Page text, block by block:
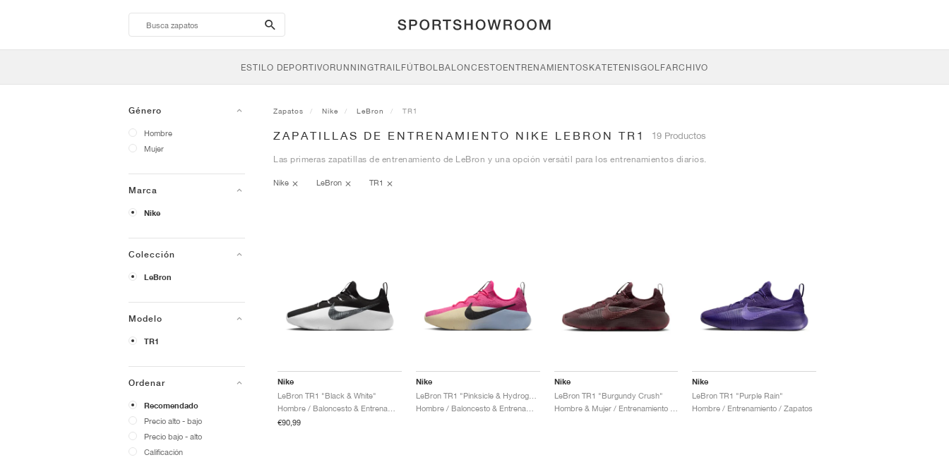
search-
btn
ESTILO DEPORTIVORUNNINGTRAILFÚTBOLBALONCESTOENTRENAMIENTOSKATETENISGOLFARCHIVO
Género
Hombre
Mujer
Marca
Nike
Colección
LeBron
Modelo
TR1
Ordenar
Recomendado
Precio alto - bajo
Precio bajo - alto
Calificación
Zapatos Nike LeBron TR1
ZAPATILLAS DE ENTRENAMIENTO NIKE LEBRON TR1 19 Productos
Las primeras zapatillas de entrenamiento de LeBron y una opción versátil para los entrenamientos diarios.
Nike LeBron TR1
Nike
LeBron TR1 "Black & White"
€90,99
Nike
LeBron TR1 "Pinksicle & Hydrogen Blue"
Nike
LeBron TR1 "Burgundy Crush"
Nike
LeBron TR1 "Purple Rain"
Hombre / Entrenamiento / Zapatos